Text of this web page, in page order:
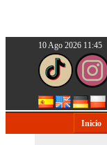
10 Ago 2026 11:45
Inicio